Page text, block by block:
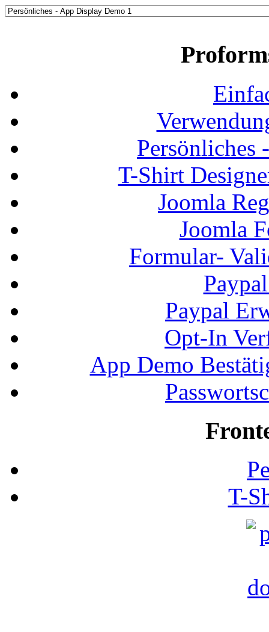
Persönliches
T-Shirt
Joomla
Joomla
Formular-
Paypal
Opt-In
App Demo
T-